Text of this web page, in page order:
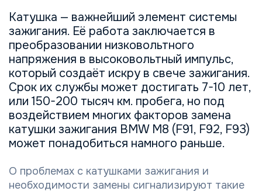
Катушка — важнейший элемент системы
зажигания. Её работа заключается в
преобразовании низковольтного
напряжения в высоковольтный импульс,
который создаёт искру в свече зажигания.
Срок их службы может достигать 7-10 лет,
или 150-200 тысяч км. пробега, но под
воздействием многих факторов замена
катушки зажигания BMW M8 (F91, F92, F93)
может понадобиться намного раньше.
О проблемах с катушками зажигания и
необходимости замены сигнализируют такие